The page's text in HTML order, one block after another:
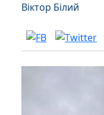
Віктор Білий